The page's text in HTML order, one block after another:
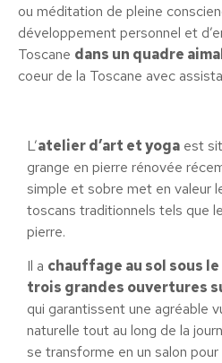
ou méditation de pleine
développement personnel et
Toscane dans un quadre
coeur de la Toscane avec
L’atelier d’art et yoga est
grange en pierre rénovée
simple et sobre met en valeur
toscans traditionnels tels que
pierre.
Il a chauffage au sol sous
trois grandes ouvertures
qui garantissent une agréable
naturelle tout au long de la
se transforme en un salon